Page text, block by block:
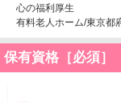
心の福利厚生
有料老人ホーム/東京都
保有資格［必須］